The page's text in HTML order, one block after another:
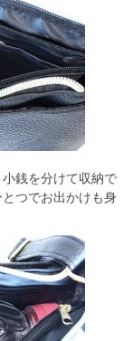
銭を分けて収納で
つでお出かけも身